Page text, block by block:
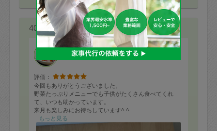
40代 女性より
mito
評価：
今回もありがとうございました。
野菜たっぷりメニューでも子供がたくさん食べてくれ
て、いつも助かっています。
来月も楽しみにお待ちしています^ ^
下記リクエスト以外も使って頂いています。
もっと見る